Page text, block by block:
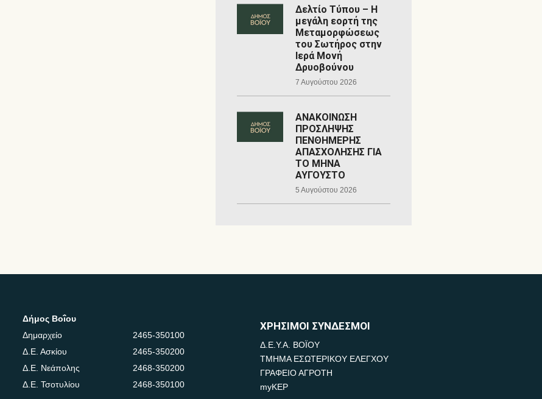
Δελτίο Τύπου – Η
μεγάλη εορτή της
Μεταμορφώσεως
του Σωτήρος στην
Ιερά Μονή
Δρυοβούνου
7 Αυγούστου 2026
ΑΝΑΚΟΙΝΩΣΗ
ΠΡΟΣΛΗΨΗΣ
ΠΕΝΘΗΜΕΡΗΣ
ΑΠΑΣΧΟΛΗΣΗΣ ΓΙΑ
ΤΟ ΜΗΝΑ
ΑΥΓΟΥΣΤΟ
5 Αυγούστου 2026
Δήμος Βοΐου
Δημαρχείο
2465-350100
Δ.Ε. Ασκίου
2465-350200
Δ.Ε. Νεάπολης
2468-350200
Δ.Ε. Τσοτυλίου
2468-350100
ΧΡΗΣΙΜΟΙ ΣΥΝΔΕΣΜΟΙ
Δ.Ε.Υ.Α. ΒΟΪΟΥ
ΤΜΗΜΑ ΕΣΩΤΕΡΙΚΟΥ ΕΛΕΓΧΟΥ
ΓΡΑΦΕΙΟ ΑΓΡΟΤΗ
myKEP